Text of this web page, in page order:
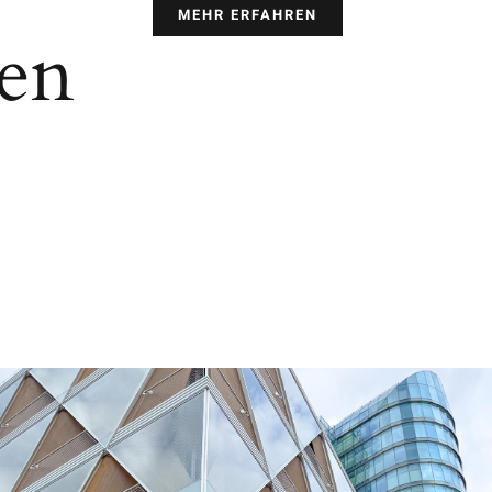
MEHR ERFAHREN